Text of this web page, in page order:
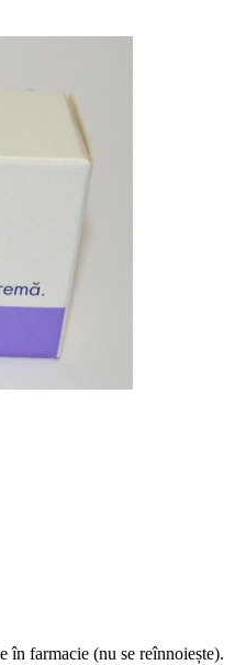
în farmacie (nu se reînnoiește).